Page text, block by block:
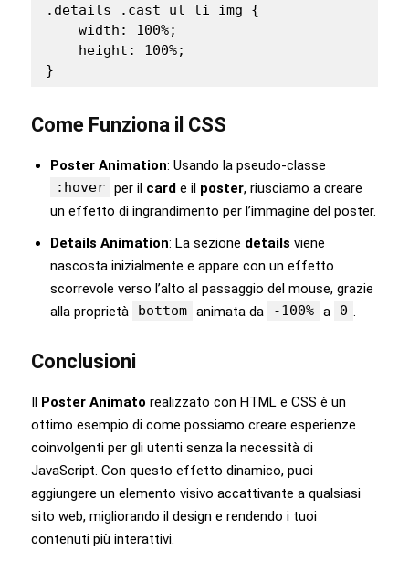
.details .cast ul li img {
    width: 100%;
    height: 100%;
}
Come Funziona il CSS
Poster Animation: Usando la pseudo-classe
:hover per il card e il poster, riusciamo a creare
un effetto di ingrandimento per l’immagine del poster.
Details Animation: La sezione details viene
nascosta inizialmente e appare con un effetto
scorrevole verso l’alto al passaggio del mouse, grazie
alla proprietà
bottom animata da -100% a 0
Conclusioni
Il Poster Animato realizzato con HTML e CSS è un
ottimo esempio di come possiamo creare esperienze
coinvolgenti per gli utenti senza la necessità di
JavaScript. Con questo effetto dinamico, puoi
aggiungere un elemento visivo accattivante a qualsiasi
sito web, migliorando il design e rendendo i tuoi
contenuti più interattivi.